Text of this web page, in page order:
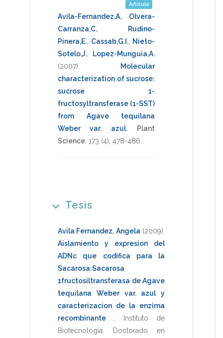
Artículo
Avila-Fernandez,A.
Olvera-
Carranza,C.
Rudino-
Pinera,E.
Cassab,G.I., Nieto-
Sotelo,J.
Lopez-Munguia,A.
(2007)
Molecular
characterization of sucrose:
sucrose 1-
fructosyltransferase (1-SST)
from Agave tequilana
Weber var. azul.
Plant
Science 173 (4), 478-486
Tesis
Avila Fernandez, Angela (2009)
Aislamiento y expresion del
ADNc que codifica para la
Sacarosa:Sacarosa
1fructosiltransferasa de Agave
tequilana Weber var. azul y
caracterizacion de la enzima
recombinante .
Instituto de
Biotecnologia
Doctorado en